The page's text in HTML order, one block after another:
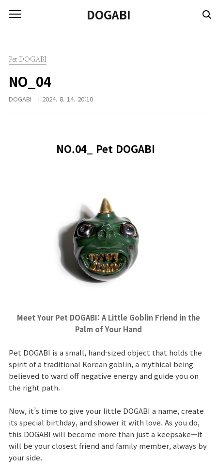
DOGABI
Pet DOGABI
NO_04
DOGABI 2024. 8. 14. 20:10
NO.04_ Pet DOGABI
Meet Your Pet DOGABI: A Little Goblin Friend in the
Palm of Your Hand
Pet DOGABI is a small, hand-sized object that holds the
spirit of a traditional Korean goblin, a mythical being
believed to ward off negative energy and guide you on
the right path.
Now, it’s time to give your little DOGABI a name, create
its special birthday, and shower it with love. As you do,
this DOGABI will become more than just a keepsake—it
will be your closest friend and family member, always by
your side.